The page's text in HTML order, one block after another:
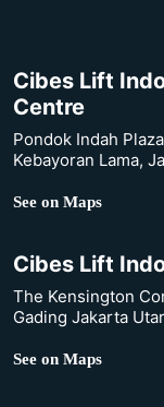
Cibes Lift
Centre
Pondok Indah
Kebayoran Lama,
See on Maps
Cibes Lift
The Kensington
Gading Jakarta
See on Maps